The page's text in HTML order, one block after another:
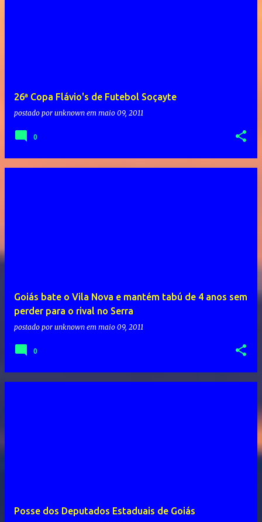
26ª Copa Flávio's de Futebol Soçayte
postado por unknown em maio 09, 2011
0
Goiás bate o Vila Nova e mantém tabú de 4 anos sem
perder para o rival no Serra
postado por unknown em maio 09, 2011
0
Posse dos Deputados Estaduais de Goiás